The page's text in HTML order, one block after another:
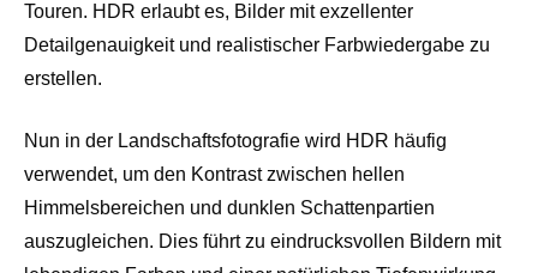
Touren. HDR erlaubt es, Bilder mit exzellenter
Detailgenauigkeit und realistischer Farbwiedergabe zu
erstellen.
Nun in der Landschaftsfotografie wird HDR häufig
verwendet, um den Kontrast zwischen hellen
Himmelsbereichen und dunklen Schattenpartien
auszugleichen. Dies führt zu eindrucksvollen Bildern mit